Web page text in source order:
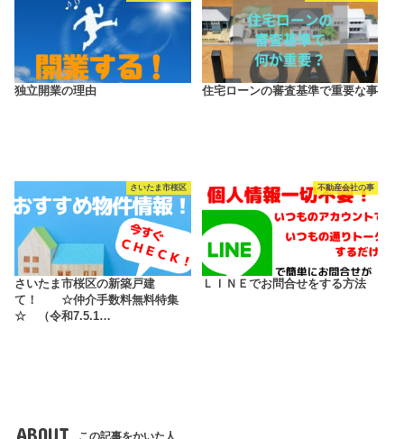
独立開業の理由 住宅ローンの審査基準で重要な事
さいたま市桜区
さいたま市桜区の新築戸建
て！ ☆仲介手数料無料特集
☆ （令和7.5.1…
不動産会社の事
ＬＩＮＥでお問合せをする方法
ABOUT